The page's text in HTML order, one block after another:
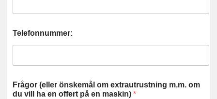
Telefonnummer:
Frågor (eller önskemål om extrautrustning m.m. om
du vill ha en offert på en maskin) *